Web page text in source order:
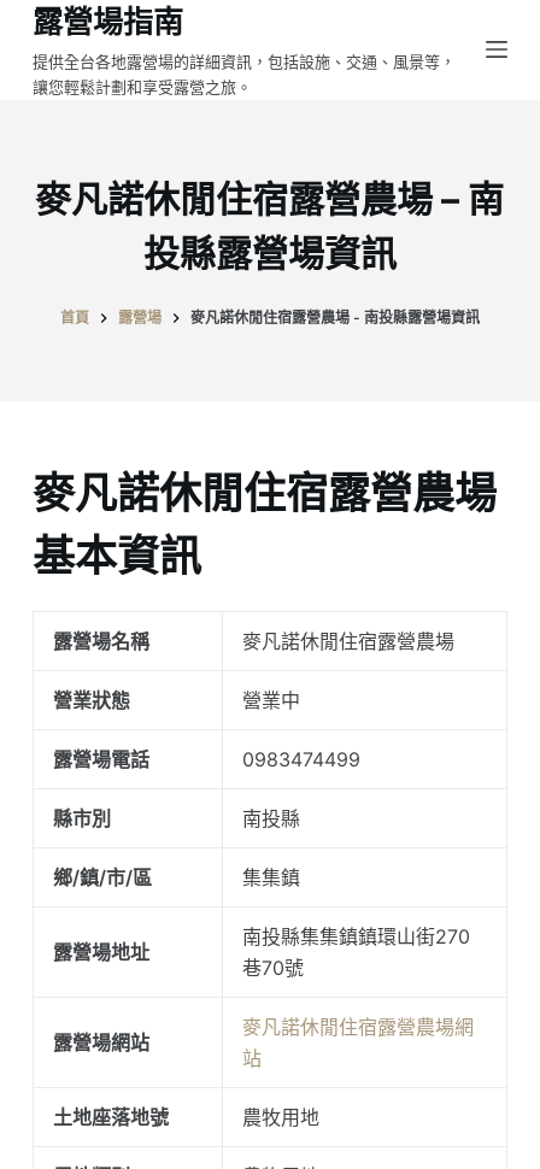
跳
至
主
容
露營場指南
提供全台各地露營場的詳細資訊，包括設施、交通、風景等，
讓您輕鬆計劃和享受露營之旅。
麥凡諾休閒住宿露營農場 – 南
投縣露營場資訊
首頁 露營場 麥凡諾休閒住宿露營農場 - 南投縣露營場資訊
麥凡諾休閒住宿露營農場
基本資訊
露營場名稱 麥凡諾休閒住宿露營農場
營業狀態 營業中
露營場電話 0983474499
縣市別 南投縣
鄉/鎮/市/區 集集鎮
露營場地址
南投縣集集鎮鎮環山街270
巷70號
露營場網站
麥凡諾休閒住宿露營農場網
站
土地座落地號 農牧用地